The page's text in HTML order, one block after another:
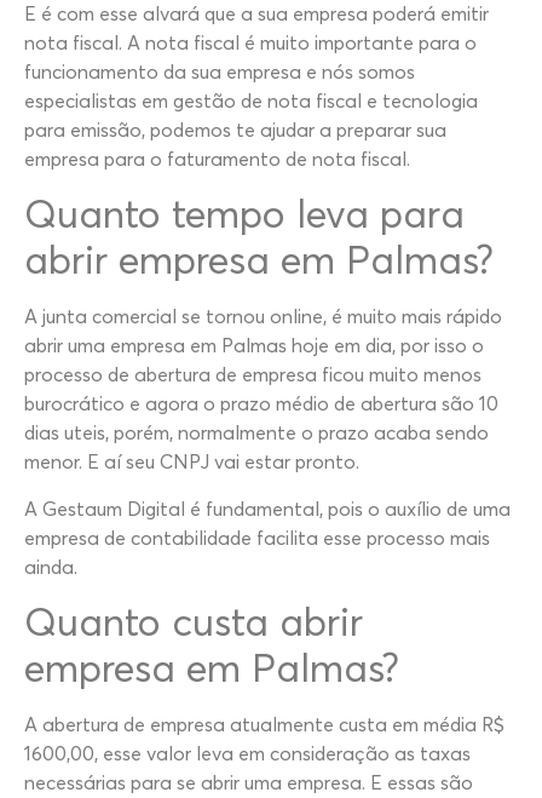
E é com esse alvará que a sua empresa poderá emitir
nota fiscal. A nota fiscal é muito importante para o
funcionamento da sua empresa e nós somos
especialistas em gestão de nota fiscal e tecnologia
para emissão, podemos te ajudar a preparar sua
empresa para o faturamento de nota fiscal.
Quanto tempo leva para
abrir empresa em Palmas?
A junta comercial se tornou online, é muito mais rápido
abrir uma empresa em Palmas hoje em dia, por isso o
processo de abertura de empresa ficou muito menos
burocrático e agora o prazo médio de abertura são 10
dias uteis, porém, normalmente o prazo acaba sendo
menor. E aí seu CNPJ vai estar pronto.
A Gestaum Digital é fundamental, pois o auxílio de uma
empresa de contabilidade facilita esse processo mais
ainda.
Quanto custa abrir
empresa em Palmas?
A abertura de empresa atualmente custa em média R$
1600,00, esse valor leva em consideração as taxas
necessárias para se abrir uma empresa. E essas são